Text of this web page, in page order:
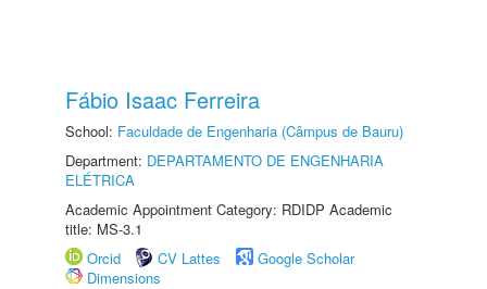
Fábio Isaac Ferreira
School: Faculdade de Engenharia (Câmpus de Bauru)
Department: DEPARTAMENTO DE ENGENHARIA
ELÉTRICA
Academic Appointment Category: RDIDP Academic
title: MS-3.1
Orcid
CV Lattes
Google Scholar
Dimensions